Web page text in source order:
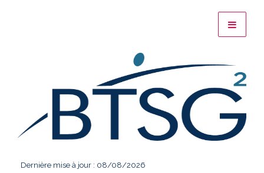
Dernière mise à jour : 08/08/2026